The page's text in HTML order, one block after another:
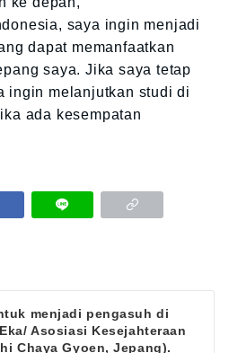
saya ingin menjadi
dapat memanfaatkan
saya. Jika saya tetap
ingin melanjutkan studi di
ada kesempatan
menjadi pengasuh di
Asosiasi Kesejahteraan
Chaya Gyoen, Jepang).